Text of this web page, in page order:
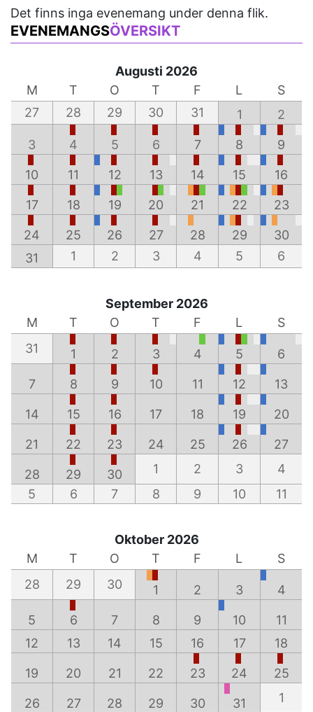
Det finns inga evenemang under denna flik.
EVENEMANGSÖVERSIKT
Augusti 2026
M
T O T F L
S
27
28 29 30 31 1 2
3 4 5 6 7 8 9
10 11 12 13 14 15 16
17 18 19 20 21 22 23
24 25 26 27 28 29
30
31
1 2 3 4 5 6
September 2026
M
T O T F L
S
31
1 2 3 4 5 6
7 8 9 10 11 12 13
14 15 16 17 18 19 20
21 22 23 24 25 26 27
28 29 30 1 2 3
4
5
6 7 8 9 10 11
Oktober 2026
M
T O T F L
S
28
29 30 1 2 3 4
5 6 7 8 9 10
11
12
13 14 15 16 17 18
19 20 21 22 23 24 25
26 27 28 29 30 31
1